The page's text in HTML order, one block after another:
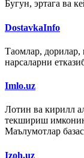
Бугун, эртага ва
DostavkaInfo
Таомлар, дорилар,
нарсаларни
Imlo.uz
Лотин ва кирилл
текшириш
Маълумотлар
Izoh.uz